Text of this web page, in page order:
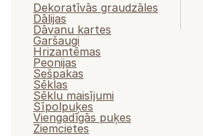
Dekoratīvās graudzāles
Dālijas
Dāvanu kartes
Garšaugi
Hrizantēmas
Peonijas
Sešpakas
Sēklas
Sēklu maisījumi
Sīpolpuķes
Viengadīgās puķes
Ziemcietes